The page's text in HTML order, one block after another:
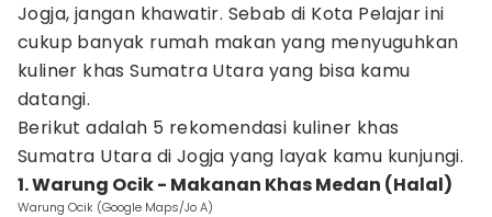
Jogja, jangan khawatir. Sebab di Kota Pelajar ini
cukup banyak rumah makan yang menyuguhkan
kuliner khas Sumatra Utara yang bisa kamu
datangi.
Berikut adalah 5 rekomendasi kuliner khas
Sumatra Utara di Jogja yang layak kamu kunjungi.
1. Warung Ocik - Makanan Khas Medan (Halal)
Warung Ocik (Google Maps/Jo A)